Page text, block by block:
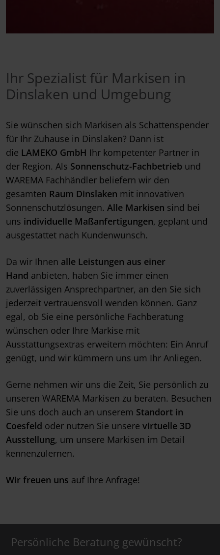
Ihr Spezialist für Markisen in
Dinslaken und Umgebung
Sie wünschen sich Markisen als Schattenspender
für Ihr Zuhause in Dinslaken? Dann ist
die LAMEKO GmbH Ihr kompetenter Partner in
der Region. Als Sonnenschutz-Fachbetrieb und
WAREMA Fachhändler beliefern wir den
gesamten Raum Dinslaken mit innovativen
Sonnenschutzlösungen. Alle Markisen sind bei
uns individuelle Maßanfertigungen, geplant und
ausgestattet nach Kundenwunsch.
Da wir Ihnen alle Leistungen aus einer
Hand anbieten, haben Sie immer einen
zuverlässigen Ansprechpartner, an den Sie sich
jederzeit vertrauensvoll wenden können. Ganz
egal, ob Sie eine persönliche Fachberatung
wünschen oder Ihre Markise mit
Ausstattungsextras erweitern möchten: Ein Anruf
genügt, und wir kümmern uns um Ihr Anliegen.
Gerne nehmen wir uns die Zeit, Sie persönlich zu
unseren WAREMA Markisen zu beraten. Besuchen
Sie uns doch auch an unserem Standort in
Coesfeld oder nutzen Sie unsere virtuelle 3D
Ausstellung, um unsere Markisen im Detail
kennenzulernen.
Wir freuen uns auf Ihre Anfrage!
Persönliche Beratung gewünscht?